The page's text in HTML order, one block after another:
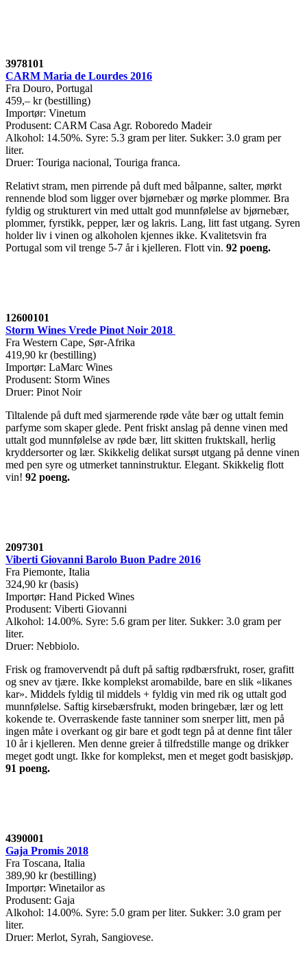
3978101
CARM Maria de Lourdes 2016
Fra Douro, Portugal
459,– kr (bestilling)
Importør: Vinetum
Produsent: CARM Casa Agr. Roboredo Madeir
Alkohol: 14.50%. Syre: 5.3 gram per liter. Sukker: 3.0 gram per
liter.
Druer: Touriga nacional, Touriga franca.
Relativt stram, men pirrende på duft med bålpanne, salter, mørkt
rennende blod som ligger over bjørnebær og mørke plommer. Bra
fyldig og strukturert vin med uttalt god munnfølelse av bjørnebær,
plommer, fyrstikk, pepper, lær og lakris. Lang, litt fast utgang. Syren
holder liv i vinen og alkoholen kjennes ikke. Kvalitetsvin fra
Portugal som vil trenge 5-7 år i kjelleren. Flott vin. 92 poeng.
12600101
Storm Wines Vrede Pinot Noir 2018
Fra Western Cape, Sør-Afrika
419,90 kr (bestilling)
Importør: LaMarc Wines
Produsent: Storm Wines
Druer: Pinot Noir
Tiltalende på duft med sjarmerende røde våte bær og uttalt femin
parfyme som skaper glede. Pent friskt anslag på denne vinen med
uttalt god munnfølelse av røde bær, litt skitten fruktskall, herlig
kryddersorter og lær. Skikkelig delikat sursøt utgang på denne vinen
med pen syre og utmerket tanninstruktur. Elegant. Skikkelig flott
vin! 92 poeng.
2097301
Viberti Giovanni Barolo Buon Padre 2016
Fra Piemonte, Italia
324,90 kr (basis)
Importør: Hand Picked Wines
Produsent: Viberti Giovanni
Alkohol: 14.00%. Syre: 5.6 gram per liter. Sukker: 3.0 gram per
liter.
Druer: Nebbiolo.
Frisk og framovervendt på duft på saftig rødbærsfrukt, roser, grafitt
og snev av tjære. Ikke komplekst aromabilde, bare en slik «likanes
kar». Middels fyldig til middels + fyldig vin med rik og uttalt god
munnfølelse. Saftig kirsebærsfrukt, moden bringebær, lær og lett
kokende te. Overraskende faste tanniner som snerper litt, men på
ingen måte i overkant og gir bare et godt tegn på at denne fint tåler
10 år i kjelleren. Men denne greier å tilfredstille mange og drikker
meget godt ungt. Ikke for komplekst, men et meget godt basiskjøp.
91 poeng.
4390001
Gaja Promis 2018
Fra Toscana, Italia
389,90 kr (bestilling)
Importør: Winetailor as
Produsent: Gaja
Alkohol: 14.00%. Syre: 5.0 gram per liter. Sukker: 3.0 gram per
liter.
Druer: Merlot, Syrah, Sangiovese.